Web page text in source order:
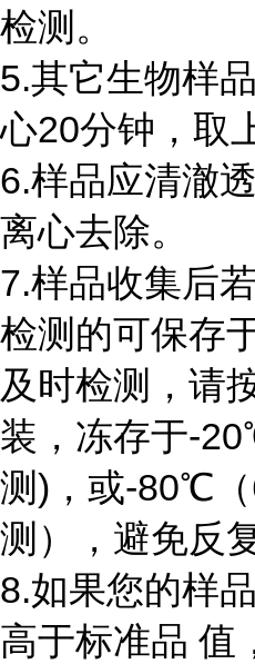
检测。
5.其它生物样品
心20分钟，取
6.样品应清澈
离心去除。
7.样品收集后
检测的可保存
及时检测，请
装，冻存于-20
测 ) ，或-80℃（
测），避免反
8.如果您的样
高于标准品 值